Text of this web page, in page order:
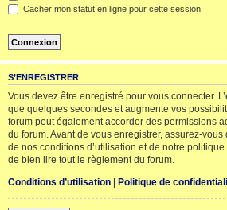
Cacher mon statut en ligne pour cette session
S’ENREGISTRER
Vous devez être enregistré pour vous connecter.
que quelques secondes et augmente vos
forum peut également accorder des permissions
du forum. Avant de vous enregistrer, assurez-vous
de nos conditions d’utilisation et de notre
de bien lire tout le règlement du forum.
Conditions d’utilisation | Politique de